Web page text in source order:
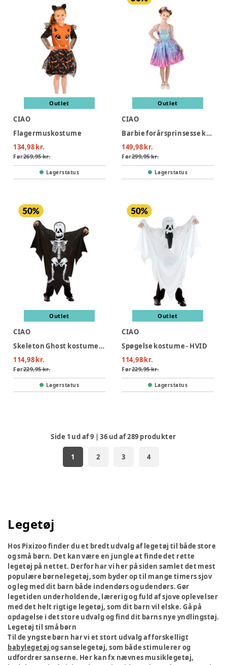
Outlet
CIAO
Flagermuskostume
134,98 kr.
Før269,95 kr.
Lagerstatus
Outlet
CIAO
Barbie forårsprinsesse kostume - MULTI
149,98 kr.
Før299,95 kr.
Lagerstatus
Outlet
CIAO
Skeleton Ghost kostume - SORT
114,98 kr.
Før229,95 kr.
Lagerstatus
Outlet
CIAO
Spøgelse kostume - HVID
114,98 kr.
Før229,95 kr.
Lagerstatus
Side 1 ud af9 |36 ud af289 produkter
1 2 3 4
Legetøj
Hos Pixizoo finder du et bredt udvalg af legetøj til både store
og små børn. Det kan være en jungle at finde det rette
legetøj på nettet. Derfor har vi her på siden samlet det mest
populære børnelegetøj, som byder op til mange timers sjov
og leg med dit barn både indendørs og udendørs. Gør
legetiden underholdende, lærerig og fuld af sjove oplevelser
med det helt rigtige legetøj, som dit barn vil elske. Gå på
opdagelse i det store udvalg og find dit barns nye yndlingstøj.
Legetøj til små børn
Til de yngste børn har vi et stort udvalg af forskelligt
babylegetøj og sanselegetøj, som både stimulerer og
udfordrer sanserne. Her kan fx nævnes musiklegetøj,